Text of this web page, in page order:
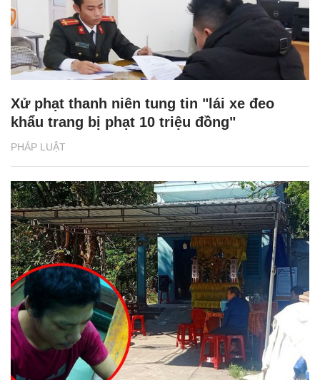
PHÁP LUẬT
Xử phạt thanh niên tung tin "lái xe đeo
khẩu trang bị phạt 10 triệu đồng"